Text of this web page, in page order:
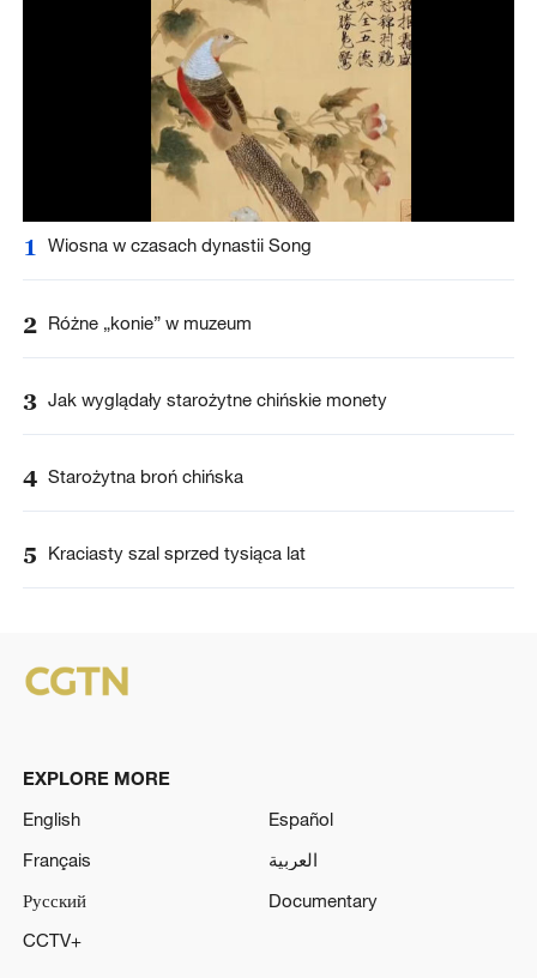
1 Wiosna w czasach dynastii Song
2 Różne „konie” w muzeum
3 Jak wyglądały starożytne chińskie monety
4 Starożytna broń chińska
5 Kraciasty szal sprzed tysiąca lat
EXPLORE MORE
English
Español
Français
العربية
Русский
Documentary
CCTV+